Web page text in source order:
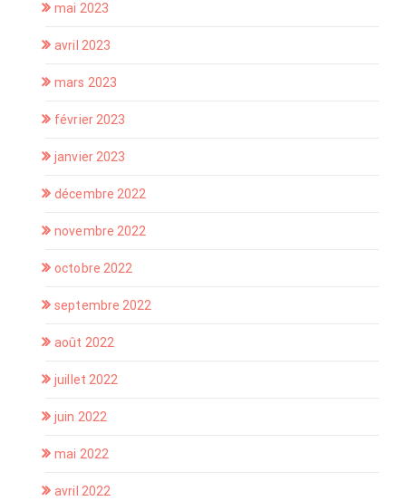
mai 2023
avril 2023
mars 2023
février 2023
janvier 2023
décembre 2022
novembre 2022
octobre 2022
septembre 2022
août 2022
juillet 2022
juin 2022
mai 2022
avril 2022